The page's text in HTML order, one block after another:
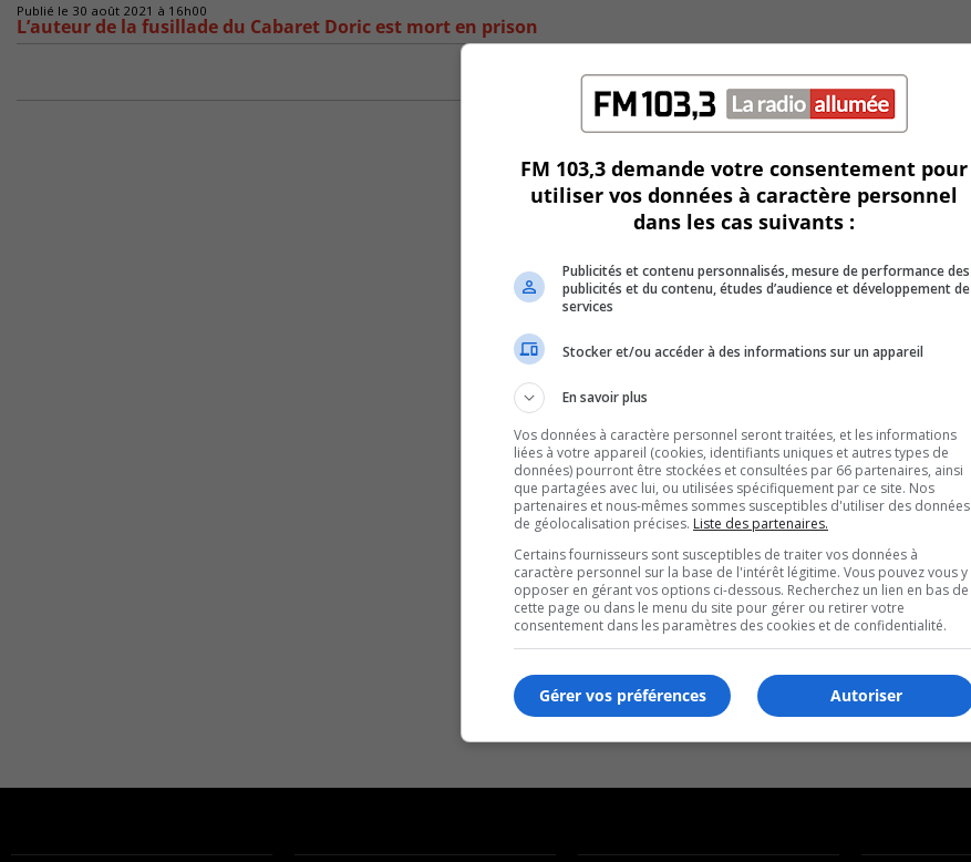
Publié le 30 août 2021 à 16h00
L’auteur de la fusillade du Cabaret Doric est mort en prison
FM 103,3 demande votre consentement pour
utiliser vos données à caractère personnel
dans les cas suivants :
Publicités et contenu personnalisés, mesure de performance des
publicités et du contenu, études d’audience et développement de
services
Stocker et/ou accéder à des informations sur un appareil
En savoir plus
Vos données à caractère personnel seront traitées, et les informations
liées à votre appareil (cookies, identifiants uniques et autres types de
données) pourront être stockées et consultées par 66 partenaires, ainsi
que partagées avec lui, ou utilisées spécifiquement par ce site. Nos
partenaires et nous-mêmes sommes susceptibles d'utiliser des données
de géolocalisation précises. Liste des partenaires.
Certains fournisseurs sont susceptibles de traiter vos données à
caractère personnel sur la base de l'intérêt légitime. Vous pouvez vous y
opposer en gérant vos options ci-dessous. Recherchez un lien en bas de
cette page ou dans le menu du site pour gérer ou retirer votre
consentement dans les paramètres des cookies et de confidentialité.
Autoriser
Gérer vos préférences